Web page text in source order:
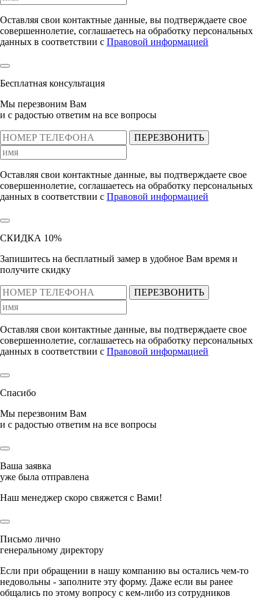
Оставляя свои контактные данные, вы подтверждаете свое
совершеннолетие, соглашаетесь на обработку персональных
данных в соответствии с Правовой информацией
Бесплатная консультация
Мы перезвоним Вам
и с радостью ответим на все вопросы
ПЕРЕЗВОНИТЬ
Оставляя свои контактные данные, вы подтверждаете свое
совершеннолетие, соглашаетесь на обработку персональных
данных в соответствии с Правовой информацией
СКИДКА 10%
Запишитесь на бесплатный замер в удобное Вам время и
получите скидку
ПЕРЕЗВОНИТЬ
Оставляя свои контактные данные, вы подтверждаете свое
совершеннолетие, соглашаетесь на обработку персональных
данных в соответствии с Правовой информацией
Спасибо
Мы перезвоним Вам
и с радостью ответим на все вопросы
Ваша заявка
уже была отправлена
Наш менеджер скоро свяжется с Вами!
Письмо лично
генеральному директору
Если при обращении в нашу компанию вы остались чем-то
недовольны - заполните эту форму. Даже если вы ранее
общались по этому вопросу с кем-либо из сотрудников